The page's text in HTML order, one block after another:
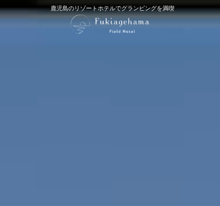
鹿児島のリゾートホテルでグランピングを満喫